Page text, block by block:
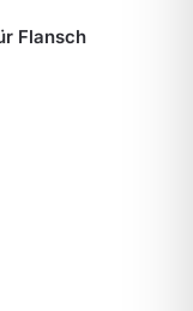
Flansch